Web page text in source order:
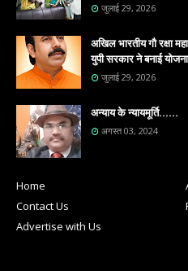
जुलाई 29, 2026
अखिल भारतीय गौ रक्षा
युपी सरकार ने बनाई योजना
जुलाई 29, 2026
अन्याय के न्यायमूर्ति......
अगस्त 03, 2024
Home
Contact Us
Advertise with Us